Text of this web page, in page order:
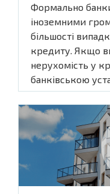
Формально
іноземними
більшості
кредиту. Якщо
нерухомість у
банківською